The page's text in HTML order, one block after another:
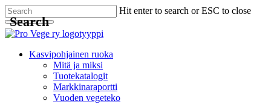
Skip
to
main
Hit enter to search or ESC to close
Search
Close
Menu
Kasvipohjainen ruoka
Mitä ja miksi
Tuotekatalogit
Markkinaraportti
Vuoden vegeteko